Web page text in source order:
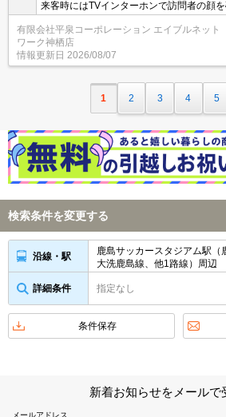
来客時にはTVインターホンで訪問者の顔
す！収納はシューズボックス・ウォーク
ので、広々と空間を利用することも可能で
クスが備え付けられているため、対面で
ます！インターネット有り物件なので、ネ
すめ(#^^#)
有限会社平泉コーポレーション エイブルネット
ワーク神栖店
情報更新日 2026/08/07
1 2 3 4 5
検索条件を変更する
沿線・駅
鹿島サッカースタジアム駅（
大洗鹿島線、他1路線）周辺
詳細条件 指定なし
条件保存
新着お知らせをメールで
メールアドレス